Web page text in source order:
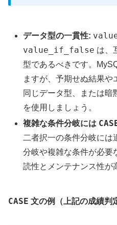
データ型の一貫性:
value_if_false は、
型であるべきです。
ますが、予期せぬ結果や
同じデータ型、または暗
を使用しましょう。
複雑な条件分岐には
二者択一の条件分岐には
分岐や複雑な条件が必要
読性とメンテナンス性が
CASE 文の例（上記の成績判